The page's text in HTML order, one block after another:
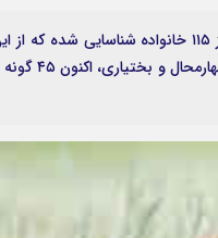
اخبار بورس
ارتباطات و
تبلیغات
وضعیت حیات وحش چهارمحال و بختیاری به گونه‌ای است که تاکنون در استان ۴۰۲ گونه جانوری از ۱۱۵ خانواده شناسایی شده
تعداد ۲۷۸ گونه پرنده در کمیته ملی ثبت شده است. براساس اعلام مدیرکل حفاظت محیط زیست